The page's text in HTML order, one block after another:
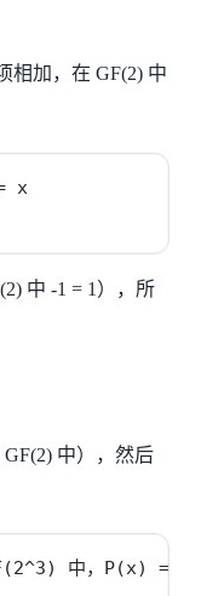
相加，在 GF(2) 中
x
中 -1 = 1），所
中），然后
中，P(x) =